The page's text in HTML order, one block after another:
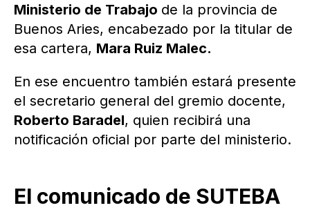
Ministerio de Trabajo de la provincia de
Buenos Aries, encabezado por la titular de
esa cartera, Mara Ruiz Malec.
En ese encuentro también estará presente
el secretario general del gremio docente,
Roberto Baradel, quien recibirá una
notificación oficial por parte del ministerio.
El comunicado de SUTEBA